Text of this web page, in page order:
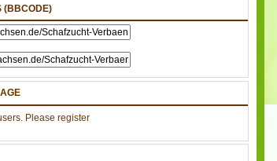
(BBCODE)
Please register